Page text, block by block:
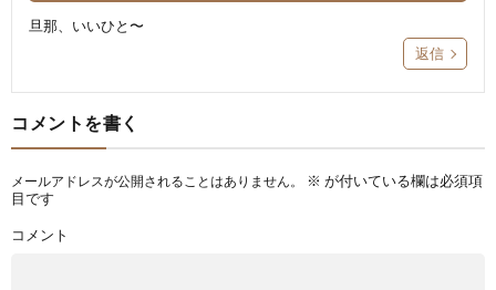
旦那、いいひと〜
返信
コメントを書く
メールアドレスが公開されることはありません。 ※ が付いている欄は必須項
目です
コメント